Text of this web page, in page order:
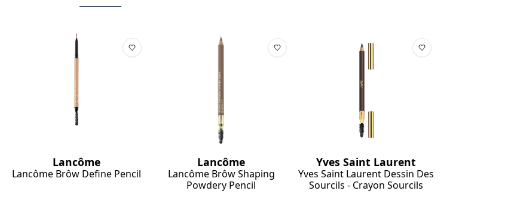
Lancôme
Lancôme Brôw Define Pencil
Lancôme
Lancôme Brôw Shaping
Powdery Pencil
Yves Saint Laurent
Yves Saint Laurent Dessin Des
Sourcils - Crayon Sourcils